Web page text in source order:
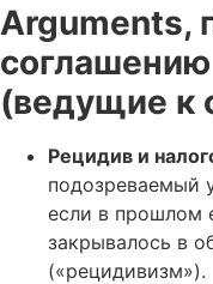
Arguments,
(ведущие к
Рецидив и
подозреваемый
если в прошлом
закрывалось в
(«рецидивизм»).